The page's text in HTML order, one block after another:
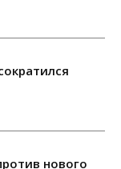
нового